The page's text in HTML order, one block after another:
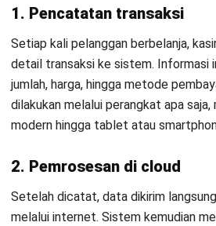
1. Pencatatan transaksi
Setiap kali pelanggan berbelanja,
detail transaksi ke sistem. Informasi
jumlah, harga, hingga metode
dilakukan melalui perangkat apa saja,
modern hingga tablet atau
2. Pemrosesan di cloud
Setelah dicatat, data dikirim
melalui internet. Sistem kemudian